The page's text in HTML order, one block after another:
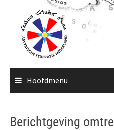
inhoud
Hoofdmenu
Berichtgeving